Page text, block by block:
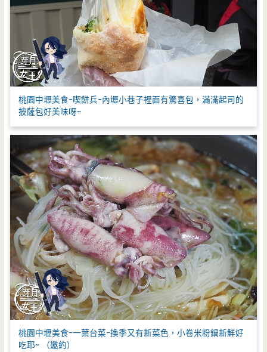
桃園中壢美食-喫餅兵-內壢小巷子裡面有驚喜包，滿滿起司的
披薩包好美味呀~
桃園中壢美食-一葉台菜-換季又有新菜色，小卷米粉鍋新鮮好
吃耶~ （邀約）